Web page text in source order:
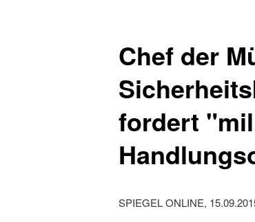
Chef der
fordert
SPIEGEL ONLINE,